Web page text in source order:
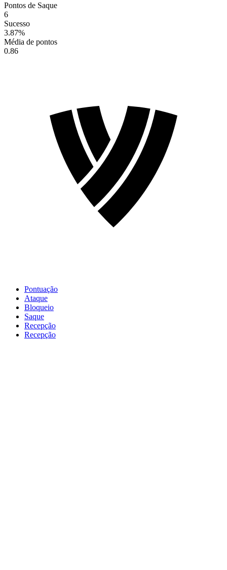
Pontos de Saque
6
Sucesso
3.87%
Média de pontos
0.86
Pontuação
Ataque
Bloqueio
Saque
Recepção
Recepção